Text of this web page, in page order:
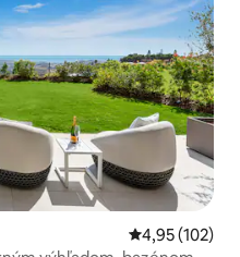
Priemerné
4,95 (102)